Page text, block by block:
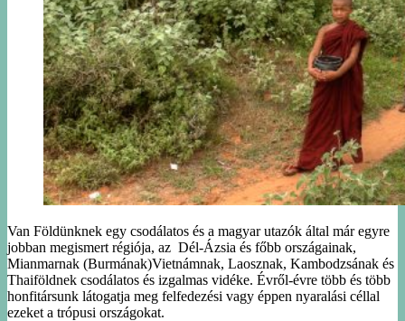
Van Földünknek egy csodálatos és a magyar utazók által már egyre
jobban megismert régiója, az Dél-Ázsia és főbb országainak,
Mianmarnak (Burmának)Vietnámnak, Laosznak, Kambodzsának és
Thaiföldnek csodálatos és izgalmas vidéke. Évről-évre több és több
honfitársunk látogatja meg felfedezési vagy éppen nyaralási céllal
ezeket a trópusi országokat.